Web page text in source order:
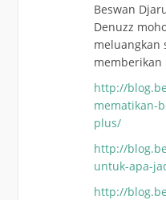
Beswan
Denuzz
meluangkan
http://
mematikan-
plus/
http://
untuk-apa-
http://